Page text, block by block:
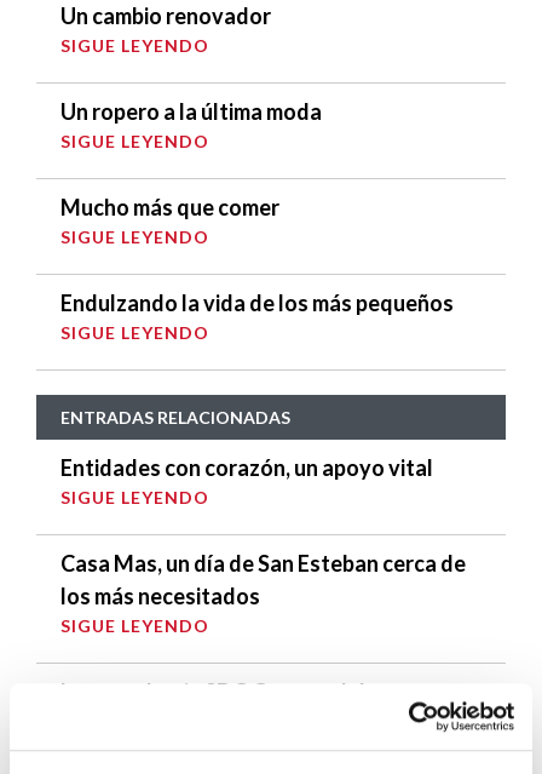
Un cambio renovador
SIGUE LEYENDO
Un ropero a la última moda
SIGUE LEYENDO
Mucho más que comer
SIGUE LEYENDO
Endulzando la vida de los más pequeños
SIGUE LEYENDO
ENTRADAS RELACIONADAS
Entidades con corazón, un apoyo vital
SIGUE LEYENDO
Casa Mas, un día de San Esteban cerca de
los más necesitados
SIGUE LEYENDO
La consultoria SDG Group colabora con
Cáritas en la gestión de sus acciones
SIGUE LEYENDO